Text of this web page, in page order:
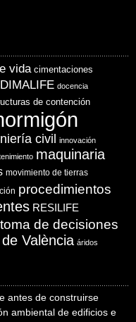
vida cimentaciones
DIMALIFE docencia
de contención
civil innovación
maquinaria
movimiento de tierras
procedimientos
RESILIFE
toma de decisiones
València áridos
antes de construirse
ambiental de edificios e